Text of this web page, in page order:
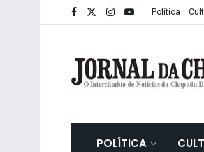
Política
POLÍTICA